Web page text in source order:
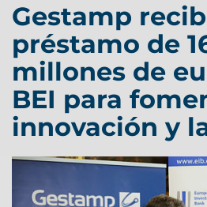
Gestamp
préstamo de
millones de
BEI para
innovación y